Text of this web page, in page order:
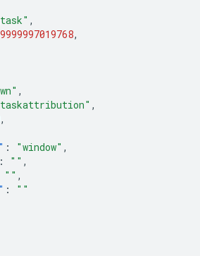
,
,
,
,
,
: "window" ,
: "" ,
"" ,
:
""